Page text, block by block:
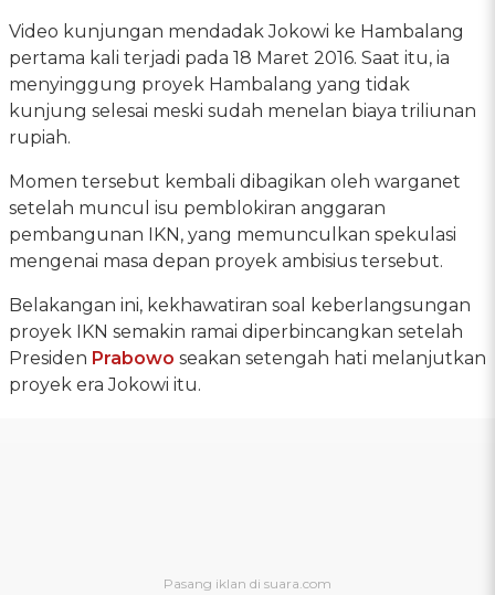
Video kunjungan mendadak Jokowi ke Hambalang
pertama kali terjadi pada 18 Maret 2016. Saat itu, ia
menyinggung proyek Hambalang yang tidak
kunjung selesai meski sudah menelan biaya triliunan
rupiah.
Momen tersebut kembali dibagikan oleh warganet
setelah muncul isu pemblokiran anggaran
pembangunan IKN, yang memunculkan spekulasi
mengenai masa depan proyek ambisius tersebut.
Belakangan ini, kekhawatiran soal keberlangsungan
proyek IKN semakin ramai diperbincangkan setelah
Presiden Prabowo seakan setengah hati melanjutkan
proyek era Jokowi itu.